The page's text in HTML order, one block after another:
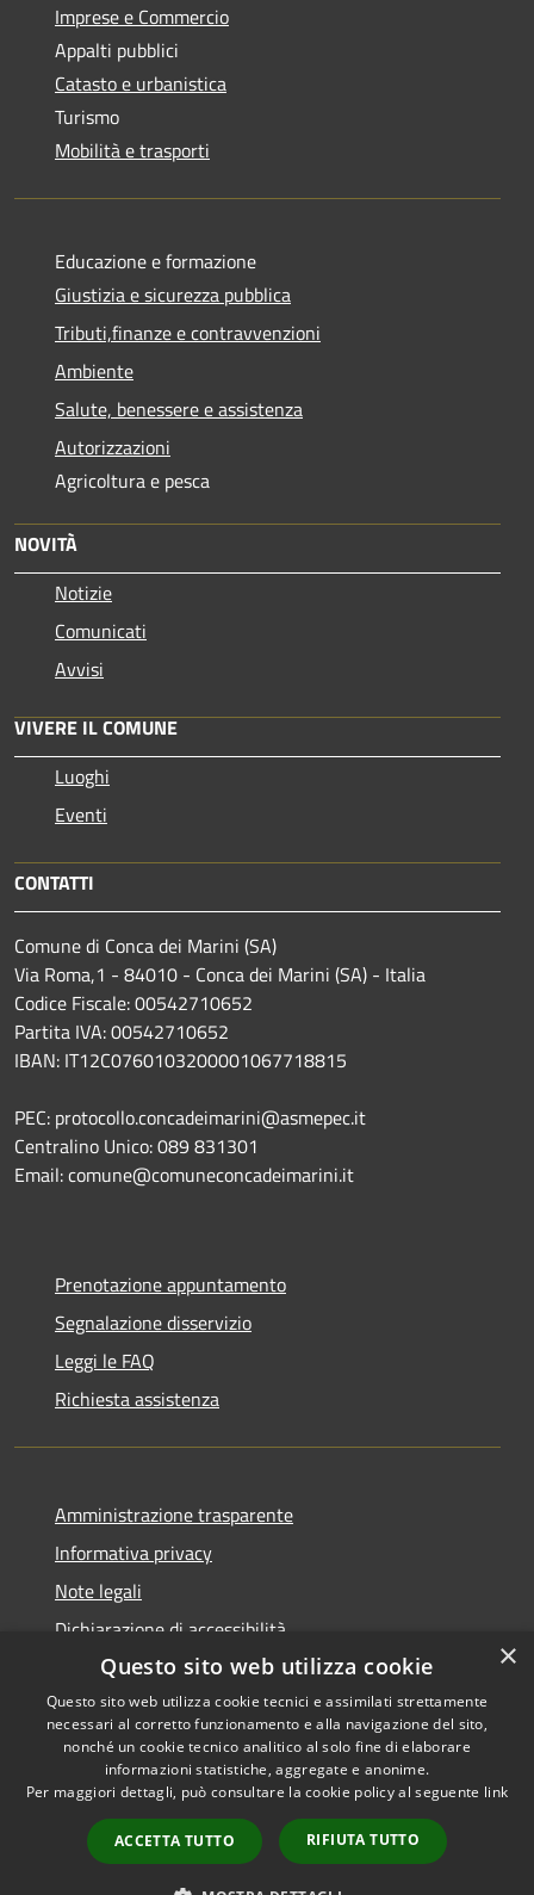
Imprese e Commercio
Appalti pubblici
Catasto e urbanistica
Turismo
Mobilità e trasporti
Educazione e formazione
Giustizia e sicurezza pubblica
Tributi,finanze e contravvenzioni
Ambiente
Salute, benessere e assistenza
Autorizzazioni
Agricoltura e pesca
NOVITÀ
Notizie
Comunicati
Avvisi
VIVERE IL COMUNE
Luoghi
Eventi
CONTATTI
Comune di Conca dei Marini (SA)
Via Roma,1 - 84010 - Conca dei Marini (SA) - Italia
Codice Fiscale: 00542710652
Partita IVA: 00542710652
IBAN: IT12C0760103200001067718815
PEC: protocollo.concadeimarini@asmepec.it
Centralino Unico: 089 831301
Email: comune@comuneconcadeimarini.it
Prenotazione appuntamento
Segnalazione disservizio
Leggi le FAQ
Richiesta assistenza
Amministrazione trasparente
Informativa privacy
Note legali
Dichiarazione di accessibilità
Accessibilità
Privacy
Mappa del sito
Copyright © 2026 • Comune di
Conca dei Marini • Powered by
Municipium
Accesso
redazione
×
Questo sito web utilizza cookie
Questo sito web utilizza cookie tecnici e assimilati strettamente
necessari al corretto funzionamento e alla navigazione del sito,
nonché un cookie tecnico analitico al solo fine di elaborare
informazioni statistiche, aggregate e anonime.
Per maggiori dettagli, può consultare la cookie policy al seguente link
ACCETTA TUTTO RIFIUTA TUTTO